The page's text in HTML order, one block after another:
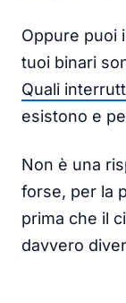
Oppure puoi
tuoi binari
Quali
esistono e
Non è una
forse, per la
prima che il
davvero